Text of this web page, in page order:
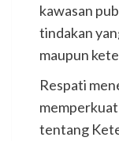
kawasan
tindakan
maupun
Respati
tentang